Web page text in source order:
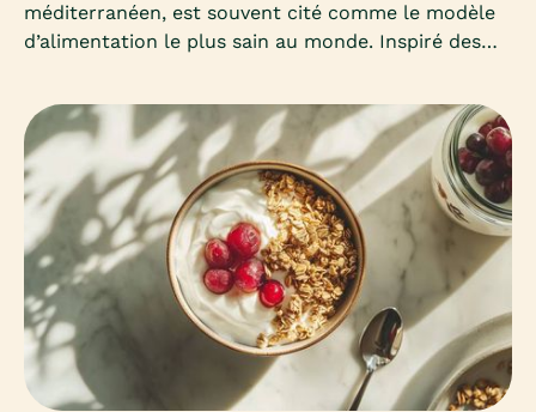
méditerranéen, est souvent cité comme le modèle
d’alimentation le plus sain au monde. Inspiré des
simplicité, les produits frais et les bonnes graisses.
Mais peut-il vraiment aider à maigrir ? Comment
l’adapter en hiver ? Voici un guide complet pour
comprendre et adopter ce mode d’alimentation
équilibré.